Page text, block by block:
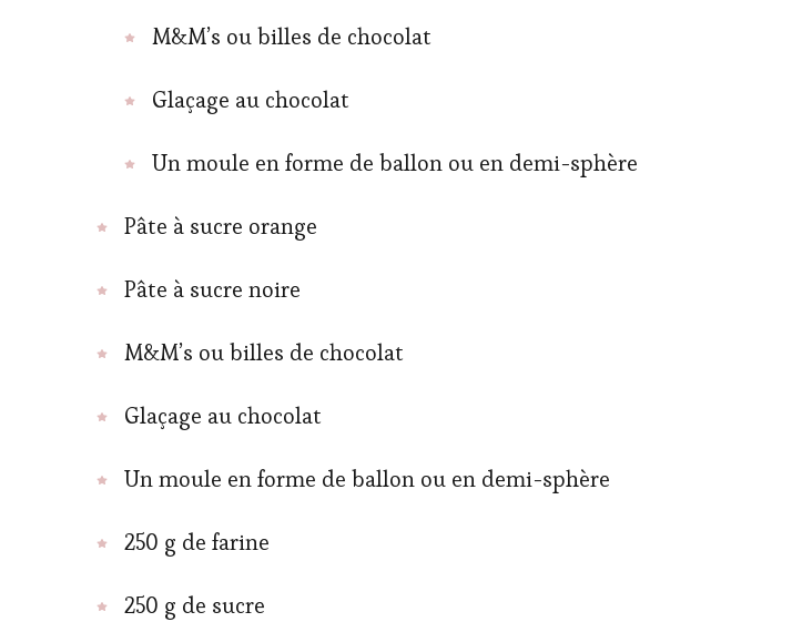
M&M’s ou billes de chocolat
Glaçage au chocolat
Un moule en forme de ballon ou en demi-sphère
Pâte à sucre orange
Pâte à sucre noire
M&M’s ou billes de chocolat
Glaçage au chocolat
Un moule en forme de ballon ou en demi-sphère
250 g de farine
250 g de sucre